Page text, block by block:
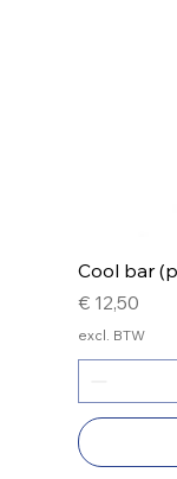
Cool bar
Prijs
€ 12,50
excl. BTW